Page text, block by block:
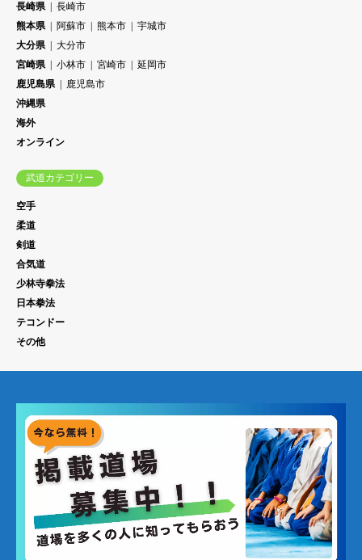
長崎県
長崎市
熊本県
阿蘇市 熊本市
宇城市
大分県
大分市
宮崎県
小林市 宮崎市
延岡市
鹿児島県
鹿児島市
沖縄県
海外
オンライン
武道カテゴリー
空手
柔道
剣道
合気道
少林寺拳法
日本拳法
テコンドー
その他